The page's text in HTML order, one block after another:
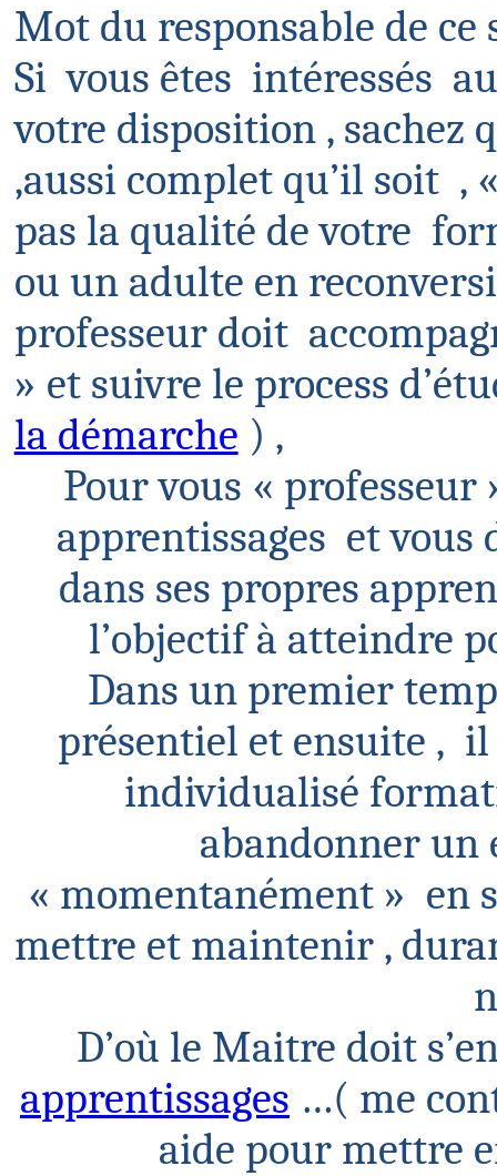
Mot du responsable de ce
Si vous êtes intéressés
votre disposition ,sachez
,aussi complet qu’il soit ,
pas la qualité devotre
ou un adulte en
professeur doit
» et suivre le process
la démarche ) ,
Pour vous « professeur
apprentissages etvous
dans ses propres
l’objectif à atteindre
Dans un premier
présentiel et ensuite ,
individualisé
abandonner un
« momentanément » en
mettre et maintenir ,
D’où le Maitre doit
apprentissages …( me
aide pour mettre